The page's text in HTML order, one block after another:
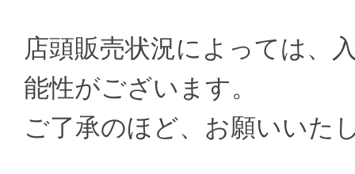
店頭販売状況によっては、
能性がございます。
ご了承のほど、お願いいた